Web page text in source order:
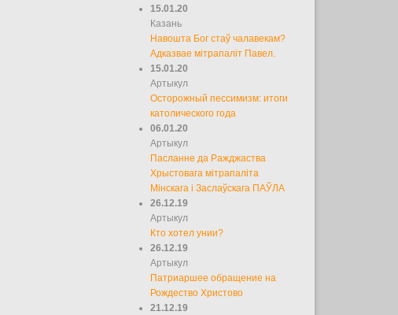
15.01.20
Казань
Навошта Бог стаў чалавекам?
Адказвае мітрапаліт Павел.
15.01.20
Артыкул
Осторожный пессимизм: итоги
католического года
06.01.20
Артыкул
Пасланне да Ражджаства
Хрыстовага мітрапаліта
Мінскага і Заслаўскага ПАЎЛА
26.12.19
Артыкул
Кто хотел унии?
26.12.19
Артыкул
Патриаршее обращение на
Рождество Христово
21.12.19